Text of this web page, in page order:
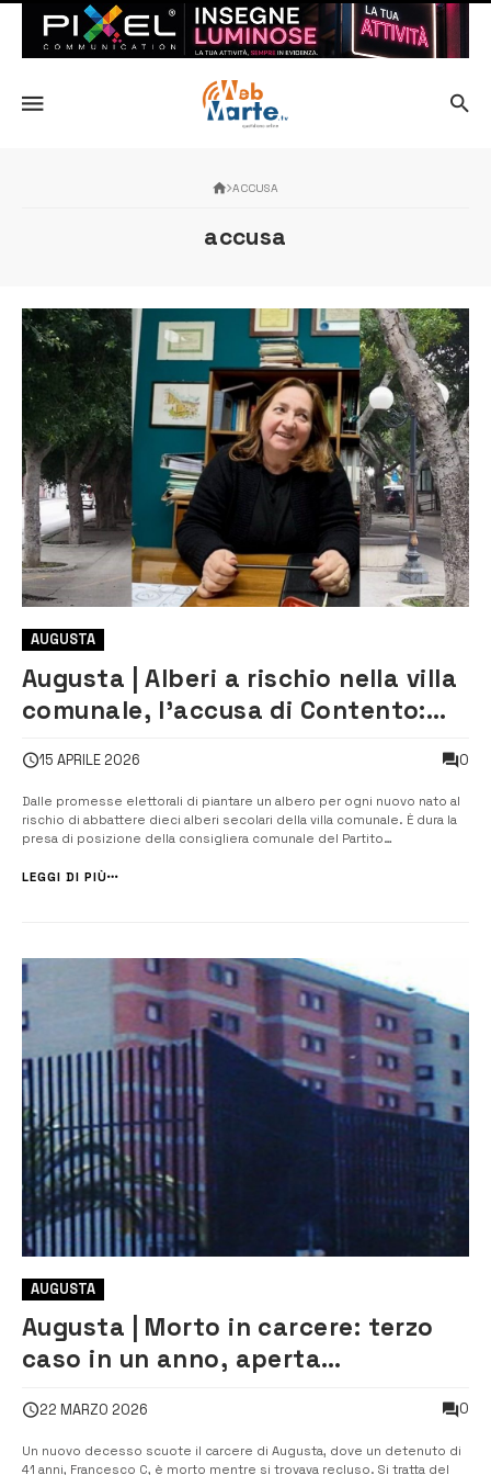
ACCUSA
accusa
AUGUSTA
Augusta | Alberi a rischio nella villa
comunale, l’accusa di Contento:
sull’abbattimento”
15 APRILE 2026 0
Dalle promesse elettorali di piantare un albero per ogni nuovo nato al
rischio di abbattere dieci alberi secolari della villa comunale. È dura la
presa di posizione della consigliera comunale del Partito
all’amministrazione guidata dal sindaco Giuseppe Di Mare su un
LEGGI DI PIÙ
AUGUSTA
Augusta | Morto in carcere: terzo
caso in un anno, aperta
22 MARZO 2026 0
Un nuovo decesso scuote il carcere di Augusta, dove un detenuto di
41 anni, Francesco C, è morto mentre si trovava recluso. Si tratta del